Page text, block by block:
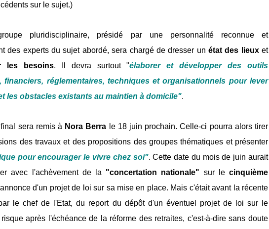
sur le sujet.)
pluridisciplinaire, présidé par une personnalité reconnue et
des experts du sujet abordé, sera chargé de dresser un état des lieuxet
les besoins. Il devra surtout "élaborer et développer des outils
financiers, réglementaires, techniques et organisationnels pour lever
les obstacles existants au maintien à domicile".
sera remis à Nora Berra le 18 juin prochain. Celle-ci pourra alors tirer
des travaux et des propositions des groupes thématiques et présenter
pour encourager le vivre chez soi". Cette date du mois de juin aurait
avec l'achèvement de la "concertation nationale" sur lecinquième
d'un projet de loi sur sa mise en place. Mais c'était avant la récente
le chef de l'Etat, du report du dépôt d'un éventuel projet de loi sur le
après l'échéance de la réforme des retraites, c'est-à-dire sans doute